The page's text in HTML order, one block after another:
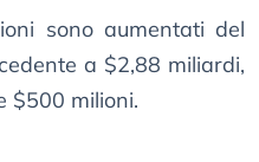
sono aumentati del
a $2,88 miliardi,
$500 milioni.